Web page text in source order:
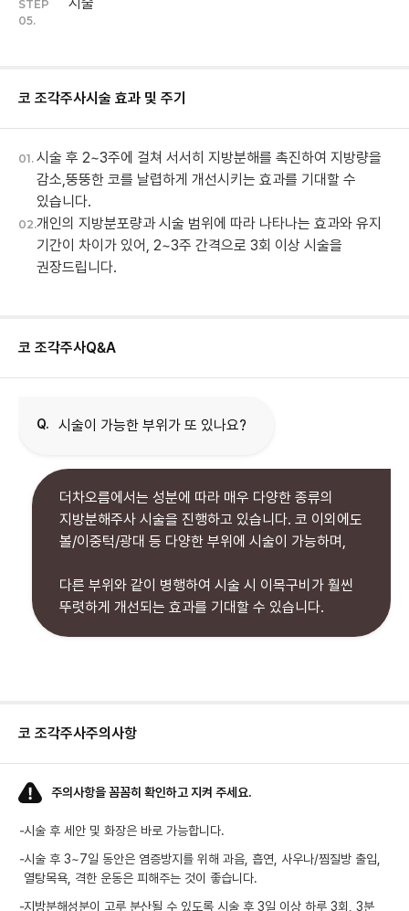
STEP
05.
코 조각주사시술 효과 및 주기
01. 시술 후 2~3주에 걸쳐 서서히 지방분해를 촉진하여 지방량을
감소,뚱뚱한 코를 날렵하게 개선시키는 효과를 기대할 수
있습니다.
02.개인의 지방분포량과 시술 범위에 따라 나타나는 효과와 유지
기간이 차이가 있어, 2~3주 간격으로 3회 이상 시술을
권장드립니다.
코 조각주사Q&A
Q. 시술이 가능한 부위가 또 있나요?
더차오름에서는 성분에 따라 매우 다양한 종류의
지방분해주사 시술을 진행하고 있습니다. 코 이외에도
볼/이중턱/광대 등 다양한 부위에 시술이 가능하며,
다른 부위와 같이 병행하여 시술 시 이목구비가 훨씬
뚜렷하게 개선되는 효과를 기대할 수 있습니다.
코 조각주사주의사항
주의사항을 꼼꼼히 확인하고 지켜 주세요.
-시술 후 세안 및 화장은 바로 가능합니다.
-시술 후 3~7일 동안은 염증방지를 위해 과음, 흡연, 사우나/찜질방 출입,
열탕목욕, 격한 운동은 피해주는 것이 좋습니다.
-지방분해성분이 고루 분산될 수 있도록 시술 후 3일 이상 하루 3회, 3분